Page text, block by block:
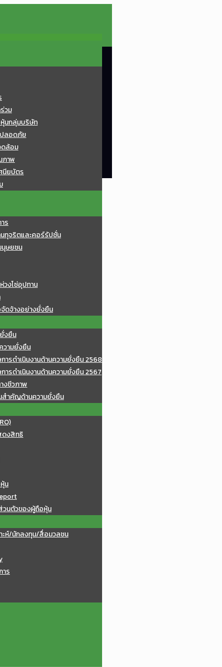
วม
นกลุ่มบริษัท
ลอดภัย
ดล้อม
ภาพ
นียบัตร
ร
ทุจริตและคอร์รัปชั่น
นุษยชน
วงโซ่อุปทาน
ดจ้างอย่างยั่งยืน
งยืน
วามยั่งยืน
ารดำเนินงานด้านความยั่งยืน 2568
ารดำเนินงานด้านความยั่งยืน 2567
งชีวภาพ
สำคัญด้านความยั่งยืน
งสิทธิ
น
วนตัวของผู้ถือหุ้น
ะห์/นักลงทุน/สื่อมวลชน
าร